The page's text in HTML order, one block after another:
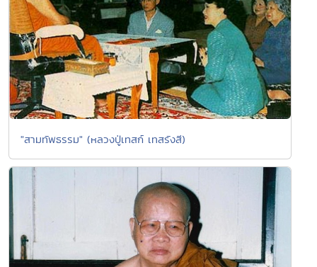
"สามทัพธรรม" (หลวงปู่เทสก์ เทสรังสี)